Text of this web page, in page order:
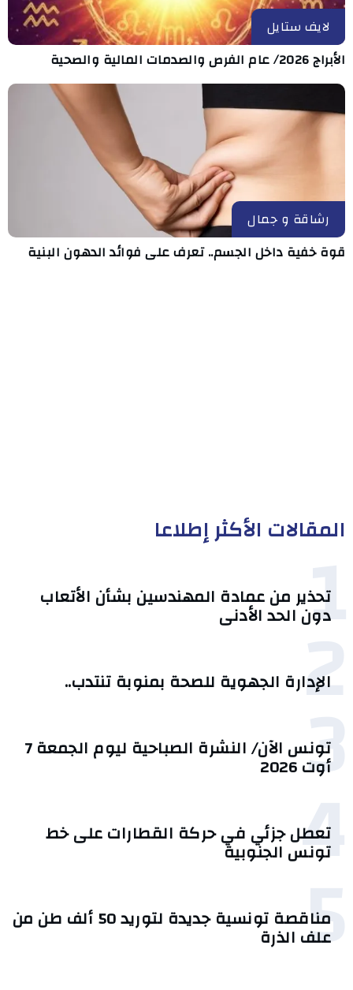
لايف ستايل
الأبراج 2026/ عام الفرص والصدمات المالية والصحية
رشاقة و جمال
قوة خفية داخل الجسم.. تعرف على فوائد الدهون البنية
المقالات الأكثر إطلاعا
1
تحذير من عمادة المهندسين بشأن الأتعاب
دون الحد الأدنى
2
الإدارة الجهوية للصحة بمنوبة تنتدب..
3 تونس الآن/ النشرة الصباحية ليوم الجمعة 7
أوت 2026
4
تعطل جزئي في حركة القطارات على خط
تونس الجنوبية
5 مناقصة تونسية جديدة لتوريد 50 ألف طن من
علف الذرة